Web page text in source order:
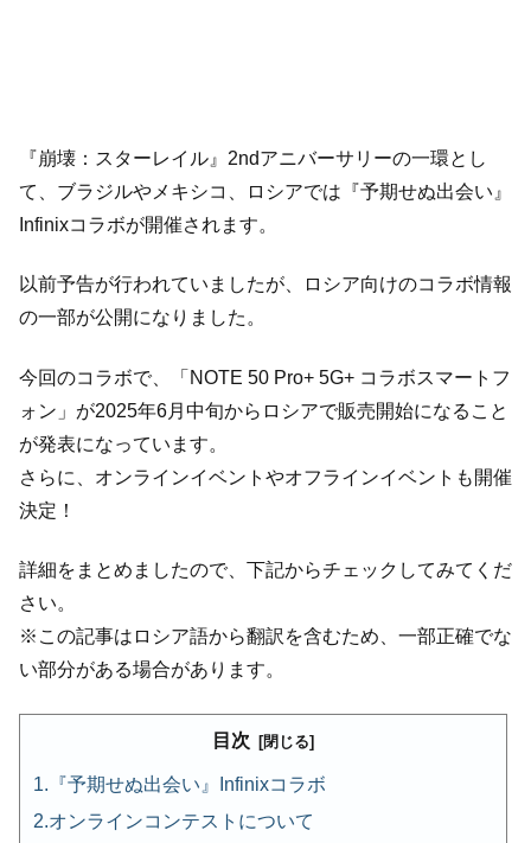
『崩壊：スターレイル』2ndアニバーサリーの一環とし
て、ブラジルやメキシコ、ロシアでは『予期せぬ出会い』
Infinixコラボが開催されます。
以前予告が行われていましたが、ロシア向けのコラボ情報
の一部が公開になりました。
今回のコラボで、「NOTE 50 Pro+ 5G+ コラボスマートフ
ォン」が2025年6月中旬からロシアで販売開始になること
が発表になっています。
さらに、オンラインイベントやオフラインイベントも開催
決定！
詳細をまとめましたので、下記からチェックしてみてくだ
さい。
※この記事はロシア語から翻訳を含むため、一部正確でな
い部分がある場合があります。
目次
『予期せぬ出会い』Infinixコラボ
オンラインコンテストについて